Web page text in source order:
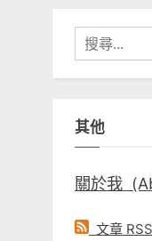
搜
尋
關
字:
其他
關於我
文章